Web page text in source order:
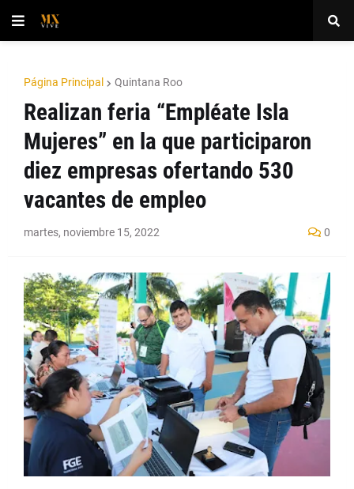
Página Principal Quintana Roo
Realizan feria “Empléate Isla
Mujeres” en la que participaron
diez empresas ofertando 530
vacantes de empleo
martes, noviembre 15, 2022 0